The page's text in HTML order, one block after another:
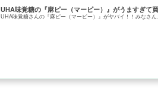
UHA味覚糖の『麻ピー（マーピー）』がうますぎて
UHA味覚糖さんの『麻ピー（マーピー）』がヤバイ！！みなさ